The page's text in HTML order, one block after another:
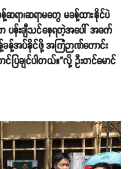
ဆရာ၊ဆရာမတွေ မခန့်ထားနိုင်ပဲ
ပန်းချီသင်နေရတဲ့အပေါ် အခက်
န့်အပ်နိုင်ဖို့ အကြံဉာဏ်ကောင်း
ြချင်ပါတယ်။”လို့ ဦးတင်မောင်